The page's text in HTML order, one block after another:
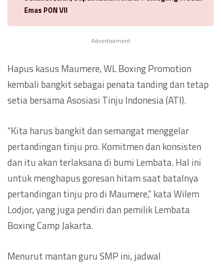
Emas PON VII
Advertisement
Hapus kasus Maumere, WL Boxing Promotion
kembali bangkit sebagai penata tanding dan tetap
setia bersama Asosiasi Tinju Indonesia (ATI).
“Kita harus bangkit dan semangat menggelar
pertandingan tinju pro. Komitmen dan konsisten
dan itu akan terlaksana di bumi Lembata. Hal ini
untuk menghapus goresan hitam saat batalnya
pertandingan tinju pro di Maumere,” kata Wilem
Lodjor, yang juga pendiri dan pemilik Lembata
Boxing Camp Jakarta.
Menurut mantan guru SMP ini, jadwal